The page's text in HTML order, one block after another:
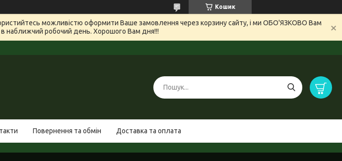
Кошик
можливістю оформити Ваше замовлення через корзину сайту, і ми ОБО'ЯЗКОВО Вам
наближчий робочий день. Хорошого Вам дня!!!
Повернення та обмін Доставка та оплата